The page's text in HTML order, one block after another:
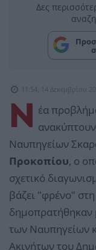
Δες
11:54, 14 Δεκεμβρίου
Ν
έα
Ναυπηγείων
Προκοπίου, ο
σχετικό
βάζει "φρένο"
δημοπρατήθηκαν
των Ναυπηγείων
Ακινήτων του